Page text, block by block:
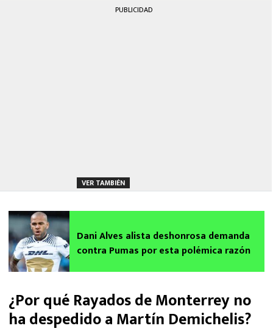
PUBLICIDAD
VER TAMBIÉN
Dani Alves alista deshonrosa demanda
contra Pumas por esta polémica razón
¿Por qué Rayados de Monterrey no
ha despedido a Martín Demichelis?